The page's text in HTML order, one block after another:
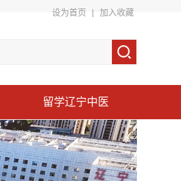
设为首页 | 加入收藏
留学辽宁中医